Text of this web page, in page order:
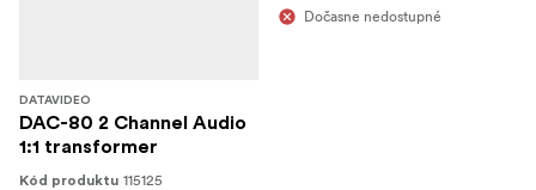
DATAVIDEO
DAC-80 2 Channel Audio
1:1 transformer
Kód produktu 115125
Dočasne nedostupné